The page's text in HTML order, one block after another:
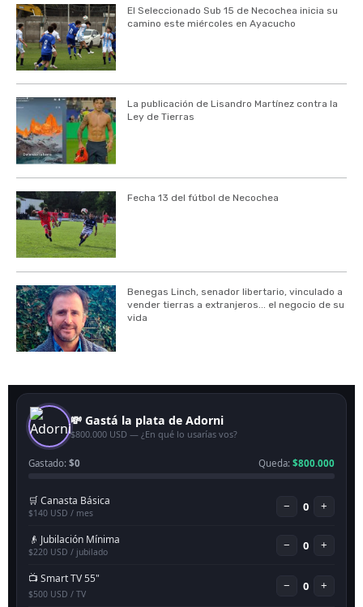
El Seleccionado Sub 15 de Necochea inicia su
camino este miércoles en Ayacucho
La publicación de Lisandro Martínez contra la
Ley de Tierras
Fecha 13 del fútbol de Necochea
Benegas Linch, senador libertario, vinculado a
vender tierras a extranjeros... el negocio de su
vida